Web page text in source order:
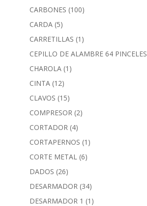
CARBONES (100)
CARDA (5)
CARRETILLAS (1)
CEPILLO DE ALAMBRE 64 PINCELES
CHAROLA (1)
CINTA (12)
CLAVOS (15)
COMPRESOR (2)
CORTADOR (4)
CORTAPERNOS (1)
CORTE METAL (6)
DADOS (26)
DESARMADOR (34)
DESARMADOR 1 (1)